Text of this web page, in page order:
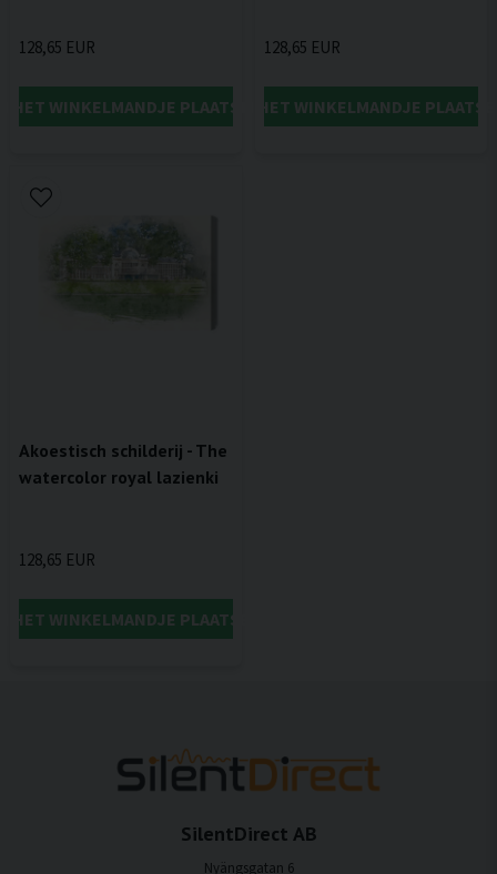
128,65 EUR
HET WINKELMANDJE PLAATSEN
128,65 EUR
IN HET WINKELMANDJE
Akoestisch schilderij - The
watercolor royal lazienki
128,65 EUR
HET WINKELMANDJE PLAATSEN
SilentDirect AB
Nyängsgatan 6